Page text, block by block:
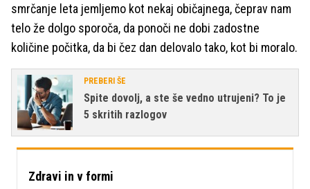
smrčanje leta jemljemo kot nekaj običajnega, čeprav nam
telo že dolgo sporoča, da ponoči ne dobi zadostne
količine počitka, da bi čez dan delovalo tako, kot bi moralo.
PREBERI ŠE
Spite dovolj, a ste še vedno utrujeni? To je
5 skritih razlogov
Zdravi in v formi